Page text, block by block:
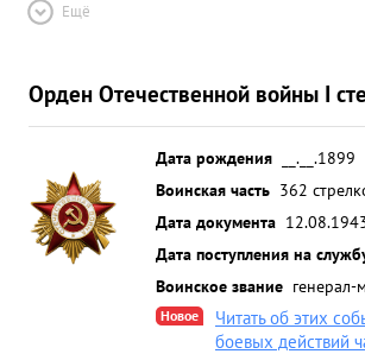
Ещё
Орден Отечественной войны I
Дата рождения
__.__.1899
Воинская часть 362
Дата документа
Дата поступления на
Воинское звание генерал-
Новое
Читать об этих
боевых действий